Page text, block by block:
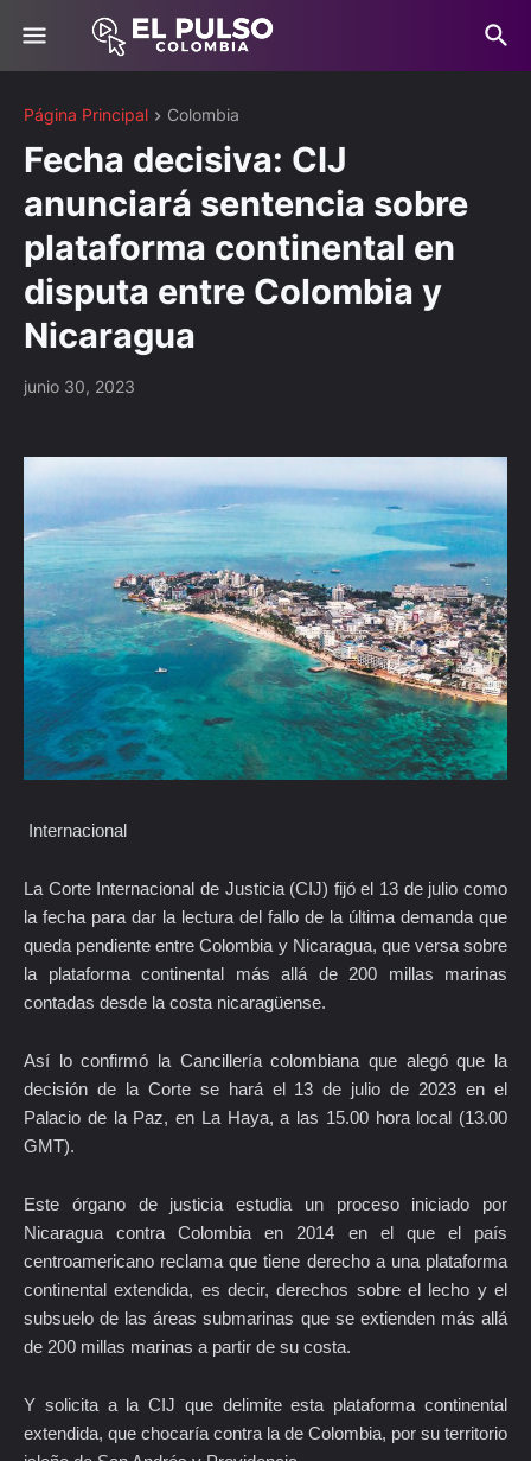
Página Principal Colombia
Fecha decisiva: CIJ
anunciará sentencia sobre
plataforma continental en
disputa entre Colombia y
Nicaragua
junio 30, 2023
Internacional
La Corte Internacional de Justicia (CIJ) fijó el 13 de julio como
la fecha para dar la lectura del fallo de la última demanda que
queda pendiente entre Colombia y Nicaragua, que versa sobre
la plataforma continental más allá de 200 millas marinas
contadas desde la costa nicaragüense.
Así lo confirmó la Cancillería colombiana que alegó que la
decisión de la Corte se hará el 13 de julio de 2023 en el
Palacio de la Paz, en La Haya, a las 15.00 hora local (13.00
GMT).
Este órgano de justicia estudia un proceso iniciado por
Nicaragua contra Colombia en 2014 en el que el país
centroamericano reclama que tiene derecho a una plataforma
continental extendida, es decir, derechos sobre el lecho y el
subsuelo de las áreas submarinas que se extienden más allá
de 200 millas marinas a partir de su costa.
Y solicita a la CIJ que delimite esta plataforma continental
extendida, que chocaría contra la de Colombia, por su territorio